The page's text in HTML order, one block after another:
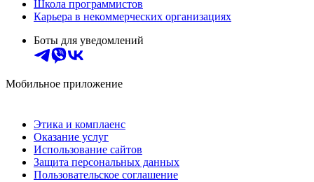
Школа программистов
Карьера в некоммерческих организациях
Боты для уведомлений
Мобильное приложение
Этика и комплаенс
Оказание услуг
Использование сайтов
Защита персональных данных
Пользовательское соглашение